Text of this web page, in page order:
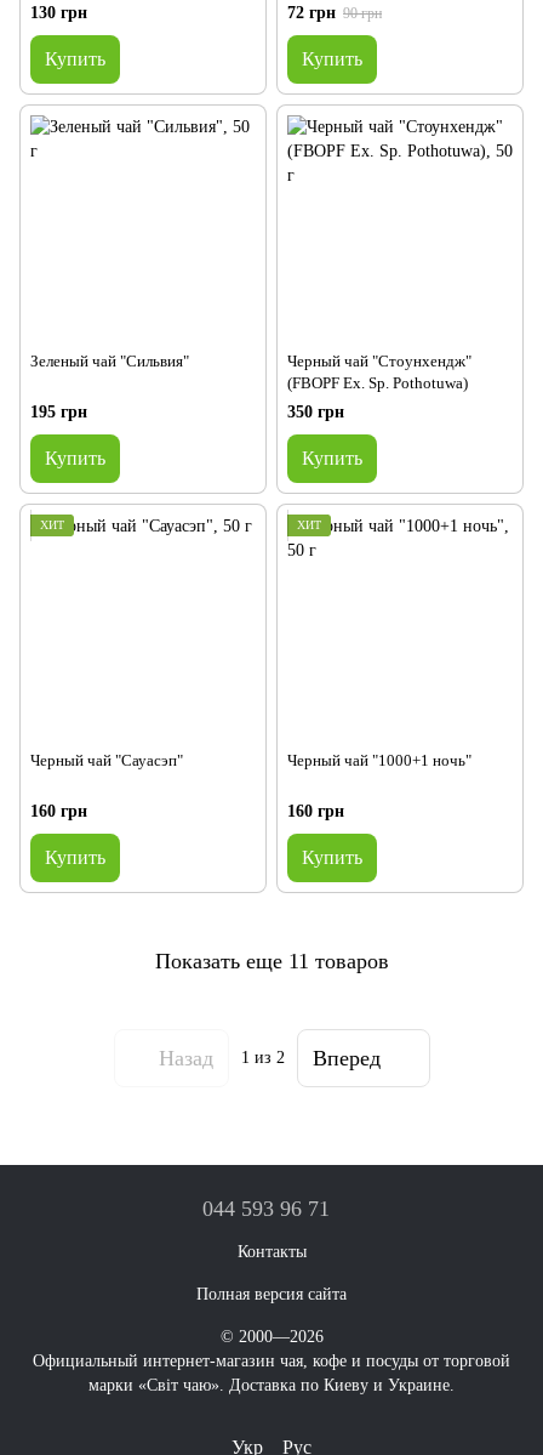
130 грн
Купить
72 грн 90 грн
Купить
Зеленый чай "Сильвия"
195 грн
Купить
Черный чай "Стоунхендж"
(FBOPF Ex. Sp. Pothotuwa)
350 грн
Купить
ХИТ
Черный чай "Сауасэп"
160 грн
Купить
ХИТ
Черный чай "1000+1 ночь"
160 грн
Купить
Показать еще 11 товаров
Назад 1 из 2 Вперед
044 593 96 71
Контакты
Полная версия сайта
© 2000—2026
Официальный интернет-магазин чая, кофе и посуды от торговой
марки «Світ чаю». Доставка по Киеву и Украине.
Укр Рус